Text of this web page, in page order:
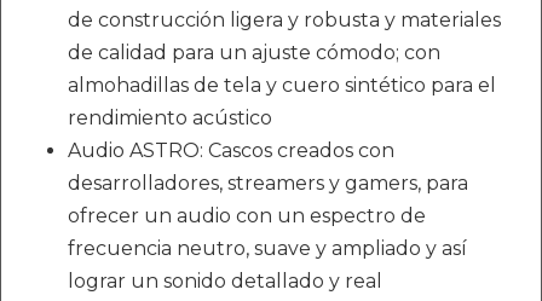
de construcción ligera y robusta y materiales
de calidad para un ajuste cómodo; con
almohadillas de tela y cuero sintético para el
rendimiento acústico
Audio ASTRO: Cascos creados con
desarrolladores, streamers y gamers, para
ofrecer un audio con un espectro de
frecuencia neutro, suave y ampliado y así
lograr un sonido detallado y real